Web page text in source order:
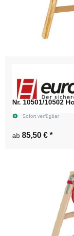
Nr. 10501/10502
Sofort verfügbar
ab 85,50 € *